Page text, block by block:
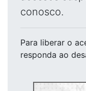
conosco.
Para liberar o
responda ao